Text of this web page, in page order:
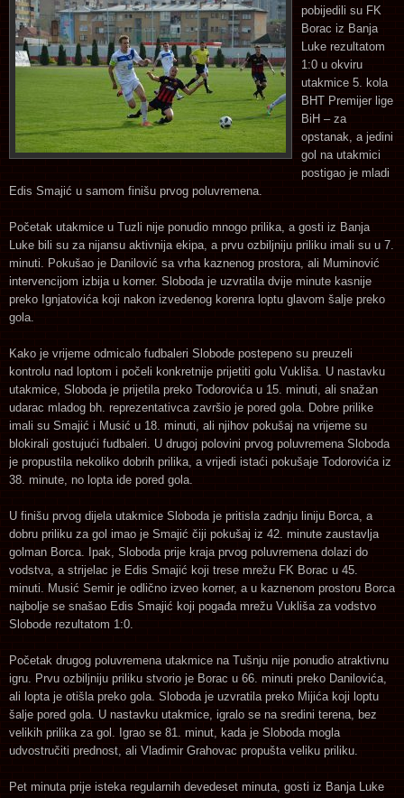
pobijedili su FK
Borac iz Banja
Luke rezultatom
1:0 u okviru
utakmice 5. kola
BHT Premijer lige
BiH – za
opstanak, a jedini
gol na utakmici
postigao je mladi
Edis Smajić u samom finišu prvog poluvremena.
Početak utakmice u Tuzli nije ponudio mnogo prilika, a gosti iz Banja
Luke bili su za nijansu aktivnija ekipa, a prvu ozbiljniju priliku imali su u 7.
minuti. Pokušao je Danilović sa vrha kaznenog prostora, ali Muminović
intervencijom izbija u korner. Sloboda je uzvratila dvije minute kasnije
preko Ignjatovića koji nakon izvedenog korenra loptu glavom šalje preko
gola.
Kako je vrijeme odmicalo fudbaleri Slobode postepeno su preuzeli
kontrolu nad loptom i počeli konkretnije prijetiti golu Vukliša. U nastavku
utakmice, Sloboda je prijetila preko Todorovića u 15. minuti, ali snažan
udarac mladog bh. reprezentativca završio je pored gola. Dobre prilike
imali su Smajić i Musić u 18. minuti, ali njihov pokušaj na vrijeme su
blokirali gostujući fudbaleri. U drugoj polovini prvog poluvremena Sloboda
je propustila nekoliko dobrih prilika, a vrijedi istaći pokušaje Todorovića iz
38. minute, no lopta ide pored gola.
U finišu prvog dijela utakmice Sloboda je pritisla zadnju liniju Borca, a
dobru priliku za gol imao je Smajić čiji pokušaj iz 42. minute zaustavlja
golman Borca. Ipak, Sloboda prije kraja prvog poluvremena dolazi do
vodstva, a strijelac je Edis Smajić koji trese mrežu FK Borac u 45.
minuti. Musić Semir je odlično izveo korner, a u kaznenom prostoru Borca
najbolje se snašao Edis Smajić koji pogađa mrežu Vukliša za vodstvo
Slobode rezultatom 1:0.
Početak drugog poluvremena utakmice na Tušnju nije ponudio atraktivnu
igru. Prvu ozbiljniju priliku stvorio je Borac u 66. minuti preko Danilovića,
ali lopta je otišla preko gola. Sloboda je uzvratila preko Mijića koji loptu
šalje pored gola. U nastavku utakmice, igralo se na sredini terena, bez
velikih prilika za gol. Igrao se 81. minut, kada je Sloboda mogla
udvostručiti prednost, ali Vladimir Grahovac propušta veliku priliku.
Pet minuta prije isteka regularnih devedeset minuta, gosti iz Banja Luke